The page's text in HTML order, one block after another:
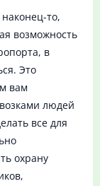
наконец-то,
возможность
в
Это
вам
людей
все для
охрану